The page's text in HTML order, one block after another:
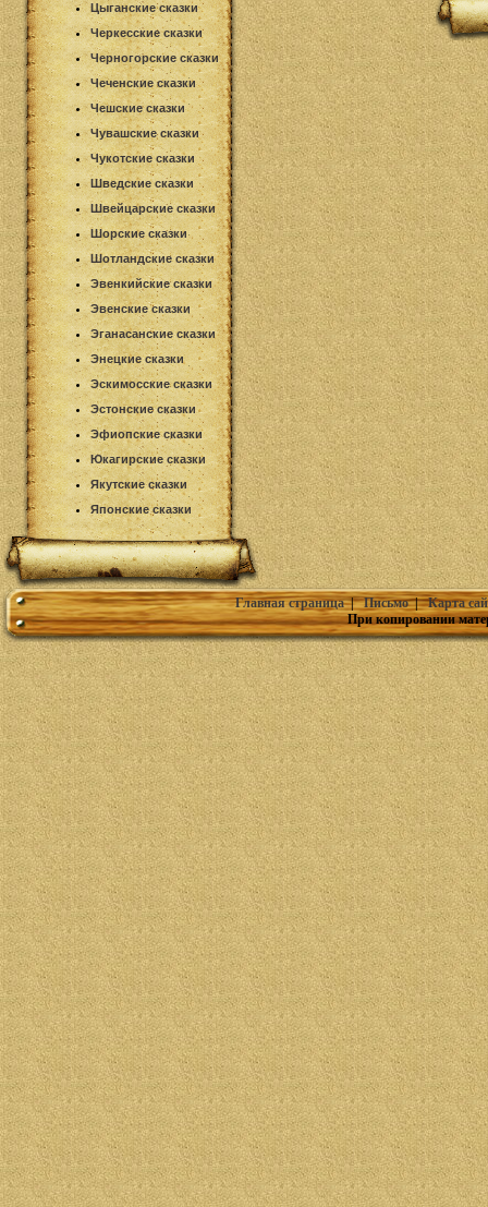
Цыганские сказки
Черкесские сказки
Черногорские сказки
Чеченские сказки
Чешские сказки
Чувашские сказки
Чукотские сказки
Шведские сказки
Швейцарские сказки
Шорские сказки
Шотландские сказки
Эвенкийские сказки
Эвенские сказки
Эганасанские сказки
Энецкие сказки
Эскимосские сказки
Эстонские сказки
Эфиопские сказки
Юкагирские сказки
Якутские сказки
Японские сказки
Главная страница|Письмо|Карта
При копировании